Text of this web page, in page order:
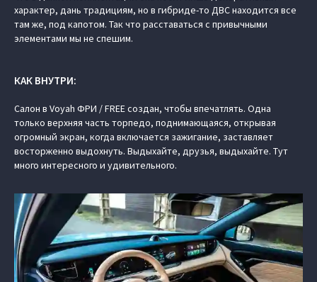
характер, дань традициям, но в гибриде-то ДВС находится все
там же, под капотом. Так что расставаться с привычными
элементами мы не спешим.
КАК ВНУТРИ:
Салон в Voyah ФРИ / FREE создан, чтобы впечатлять. Одна
только верхняя часть торпедо, поднимающаяся, открывая
огромный экран, когда включается зажигание, заставляет
восторженно выдохнуть. Выдыхайте, друзья, выдыхайте. Тут
много интересного и удивительного.